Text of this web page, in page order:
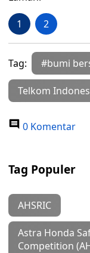
1 2
Tag: #bumi
Telkom
0 Komentar
Tag Populer
AHSRIC
Astra Honda
Competition